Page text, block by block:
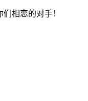
相恋的对手！